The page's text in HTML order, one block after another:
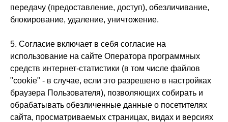
передачу (предоставление, доступ), обезличивание,
блокирование, удаление, уничтожение.
5. Согласие включает в себя согласие на
использование на сайте Оператора программных
средств интернет-статистики (в том числе файлов
"cookie" - в случае, если это разрешено в настройках
браузера Пользователя), позволяющих собирать и
обрабатывать обезличенные данные о посетителях
сайта, просматриваемых страницах, видах и версиях